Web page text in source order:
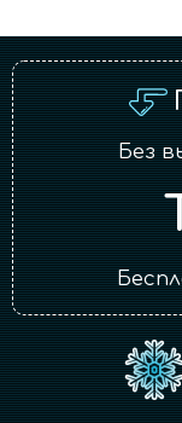
Без